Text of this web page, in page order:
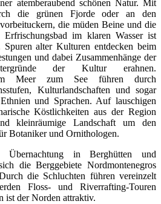
atemberaubend schönen Natur. Mit
die grünen Fjorde oder an den
die müden Beine und die
Erfrischungsbad im klaren Wasser ist
alter Kulturen entdecken beim
und dabei Zusammenhänge der
der Kultur erahnen.
Meer zum See führen durch
Kulturlandschaften und sogar
und Sprachen. Auf lauschigen
Köstlichkeiten aus der Region
kleinräumige Landschaft um den
Botaniker und Ornithologen.
in Berghütten und
die Berggebiete Nordmontenegros
die Schluchten führen vereinzelt
Floss- und Riverrafting-Touren
ist der Norden attraktiv.